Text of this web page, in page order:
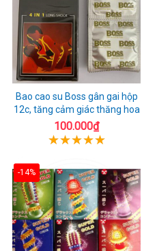
Bao cao su Boss gân gai hộp
12c, tăng cảm giác thăng hoa
100.000₫
-14%